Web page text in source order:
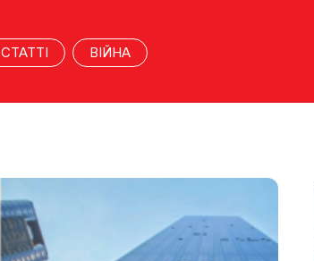
СТАТТІ ВІЙНА